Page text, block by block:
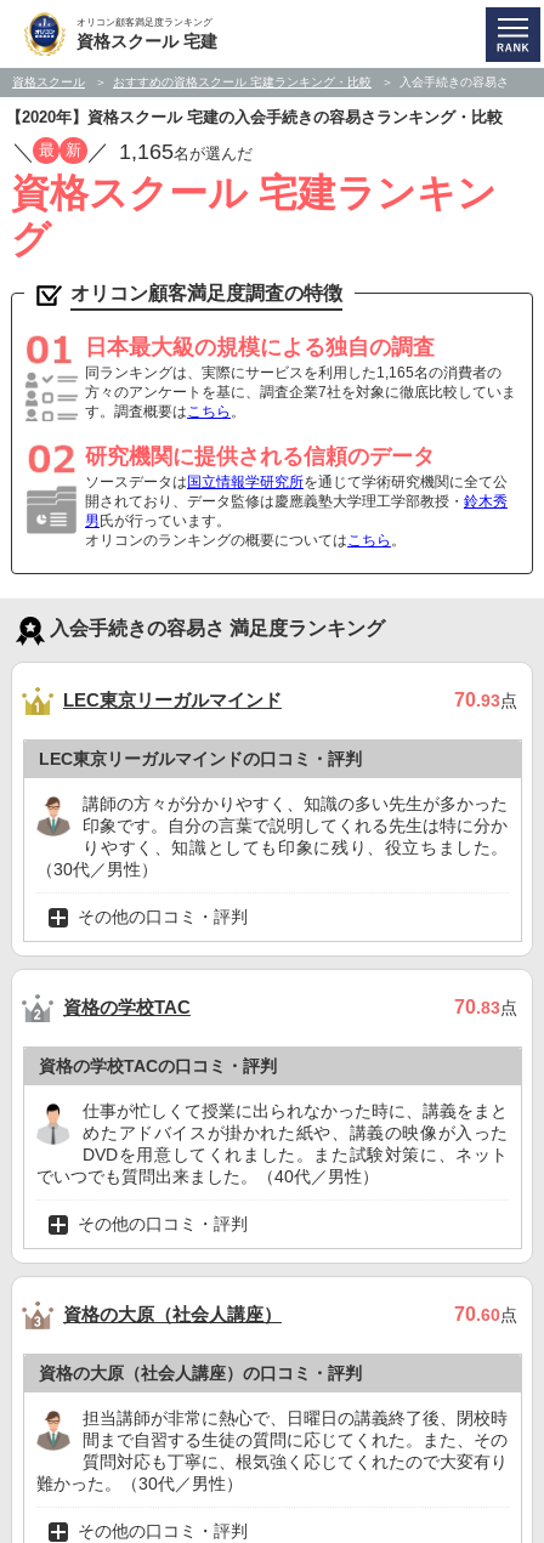
オリコン顧客満足度ランキング
資格スクール 宅建
資格スクール おすすめの資格スクール 宅建ランキング・比較 入会手続きの容易さ
【2020年】資格スクール 宅建の入会手続きの容易さランキング・比較
／ 最 新 ／ 1,165名が選んだ
資格スクール 宅建ランキン
グ
オリコン顧客満足度調査の特徴
日本最大級の規模による独自の調査
同ランキングは、実際にサービスを利用した1,165名の消費者の
方々のアンケートを基に、調査企業7社を対象に徹底比較していま
す。調査概要はこちら 。
研究機関に提供される信頼のデータ
ソースデータは 国立情報学研究所を通じて学術研究機関に全て公
開されており、データ監修は慶應義塾大学理工学部教授・ 鈴木秀
男 氏が行っています。
オリコンのランキングの概要についてはこちら 。
入会手続きの容易さ 満足度ランキング
LEC東京リーガルマインド 70.93点
LEC東京リーガルマインドの口コミ・評判
講師の方々が分かりやすく、知識の多い先生が多かった
印象です。自分の言葉で説明してくれる先生は特に分か
りやすく、知識としても印象に残り、役立ちました。
（30代／男性）
その他の口コミ・評判
資格の学校TAC 70.83点
資格の学校TACの口コミ・評判
仕事が忙しくて授業に出られなかった時に、講義をまと
めたアドバイスが掛かれた紙や、講義の映像が入った
DVDを用意してくれました。また試験対策に、ネット
でいつでも質問出来ました。（40代／男性）
その他の口コミ・評判
資格の大原（社会人講座） 70.60点
資格の大原（社会人講座）の口コミ・評判
担当講師が非常に熱心で、日曜日の講義終了後、閉校時
間まで自習する生徒の質問に応じてくれた。また、その
質問対応も丁寧に、根気強く応じてくれたので大変有り
難かった。（30代／男性）
その他の口コミ・評判